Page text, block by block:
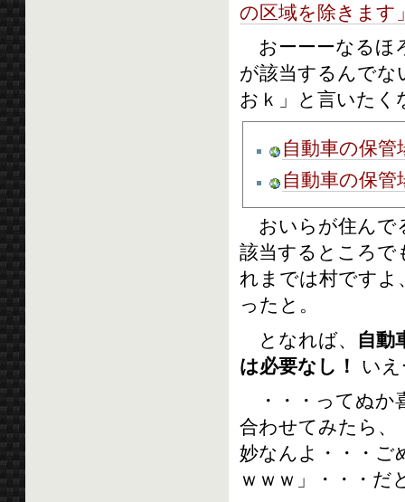
の区域を除きます
おーーーなるほ
が該当するんでな
おｋ」と言いたく
自動車の保
自動車の保管
おいらが住んで
該当するところで
れまでは村ですよ
ったと。
となれば、 自動
は必要なし！
い
・・・ってぬか
合わせてみたら、
妙なんよ・・・ご
ｗｗｗ」・・・だ